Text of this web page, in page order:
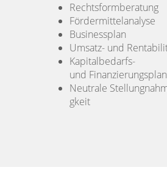
Rechtsformberatung
Fördermittelanalyse
Businessplan
Umsatz- und
Kapitalbedarfs-
und Finanzierungsplan
Neutrale
gkeit